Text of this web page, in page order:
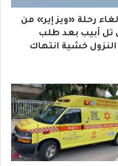
رحلة «ويز إير» من
تل أبيب بعد طلب
خشية انتهاك